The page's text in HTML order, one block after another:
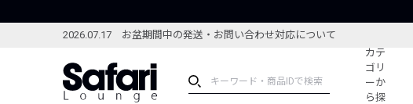
2026.07.17 お盆期間中の発送・お問い合わせ対応について
カテ
ゴリ
ーか
ら探